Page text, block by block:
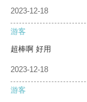
2023-12-18
游客
超棒啊 好用
2023-12-18
游客